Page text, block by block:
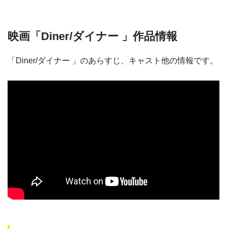
映画「Diner/ダイナー 」作品情報
「Diner/ダイナー 」のあらすじ、キャスト他の情報です。